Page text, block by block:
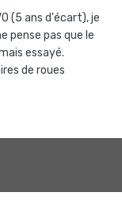
(5 ans d'écart), je
pense pas que le
essayé.
de roues